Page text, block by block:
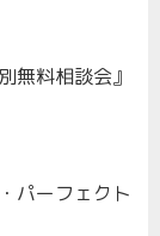
無料相談会』
パーフェクト